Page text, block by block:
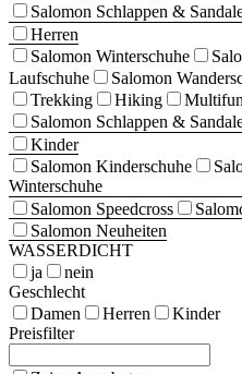
Salomon Schlappen &
Herren
Salomon Winterschuhe
Laufschuhe
Salomon
Trekking
Hiking
Salomon Schlappen &
Kinder
Salomon Kinderschuhe
Winterschuhe
Salomon Speedcross
Salomon Neuheiten
WASSERDICHT
ja
nein
Geschlecht
Damen
Herren
Kinder
Preisfilter